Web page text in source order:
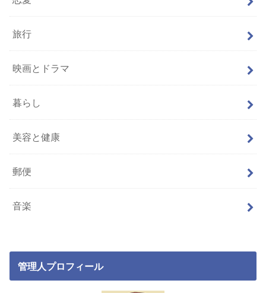
旅行
映画とドラマ
暮らし
美容と健康
郵便
音楽
管理人プロフィール